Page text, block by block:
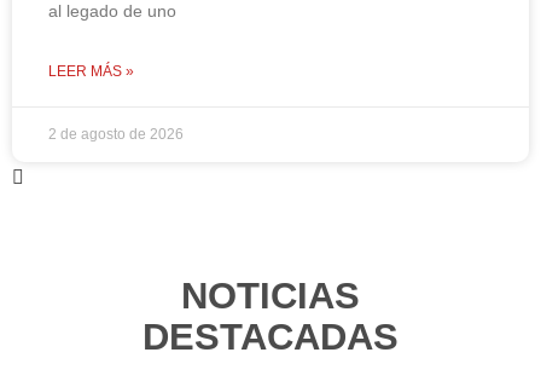
al legado de uno
LEER MÁS »
2 de agosto de 2026
NOTICIAS
DESTACADAS